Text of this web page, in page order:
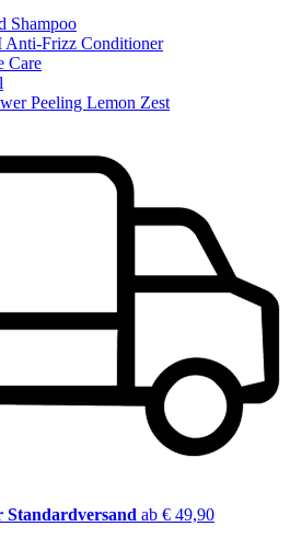
Shampoo
Frizz Conditioner
Care
Peeling Lemon Zest
Standardversand ab € 49,90